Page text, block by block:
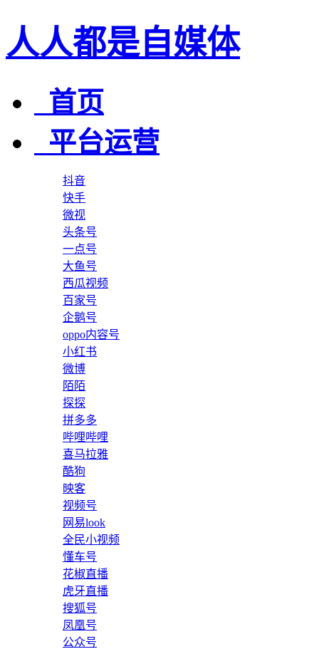
人人都是自媒体
首页
平台运营
抖音
快手
微视
头条号
一点号
大鱼号
西瓜视频
百家号
企鹅号
oppo内容号
小红书
微博
陌陌
探探
拼多多
哔哩哔哩
喜马拉雅
酷狗
映客
视频号
网易look
全民小视频
懂车号
花椒直播
虎牙直播
搜狐号
凤凰号
公众号